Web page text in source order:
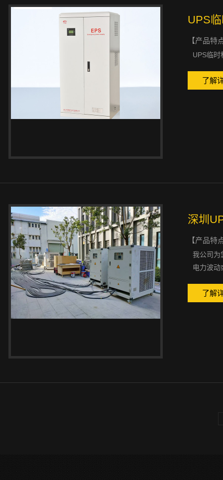
UPS
【产品特
UPS临
了解
深圳
【产品特
我公司为
电力波动
了解